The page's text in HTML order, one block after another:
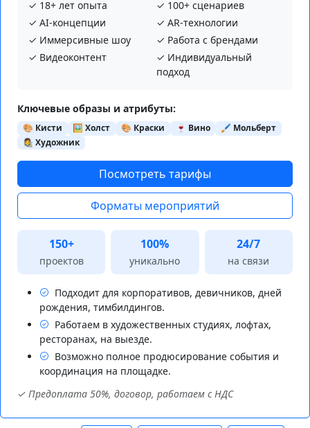
✓ 18+ лет опыта
✓ 100+ сценариев
✓ AI‑концепции
✓ AR‑технологии
✓ Иммерсивные шоу
✓ Работа с брендами
✓ Видеоконтент
✓ Индивидуальный
подход
Ключевые образы и атрибуты:
🎨 Кисти 🖼️ Холст 🎨 Краски 🍷 Вино
🖌️ Мольберт
👩‍🎨 Художник
Посмотреть тарифы
Форматы мероприятий
150+
проектов
100%
уникально
24/7
на связи
Подходит для корпоративов, девичников, дней
рождения, тимбилдингов.
Работаем в художественных студиях, лофтах,
ресторанах, на выезде.
Возможно полное продюсирование события и
координация на площадке.
✓ Предоплата 50%, договор, работаем с НДС